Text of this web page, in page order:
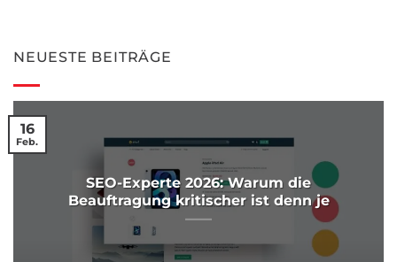
NEUESTE BEITRÄGE
SEO-Experte 2026: Warum die
Beauftragung kritischer ist denn je
16
Feb.